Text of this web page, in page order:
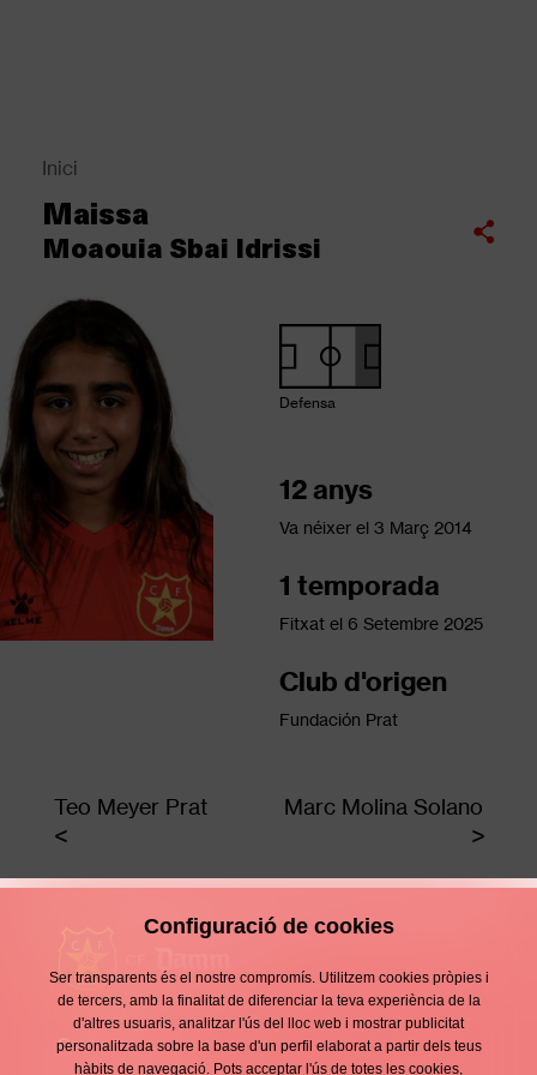
Fil
d'Ariadna
Inici
Maissa
Moaouia Sbai Idrissi
Compartir
Defensa
12 anys
Va néixer el 3 Març 2014
1 temporada
Fitxat el 6 Setembre 2025
Club d'origen
Fundación Prat
Teo Meyer Prat Marc Molina Solano
Contacte
Configuració de cookies
Ser transparents és el nostre compromís. Utilitzem cookies pròpies i
de tercers, amb la finalitat de diferenciar la teva experiència de la
d'altres usuaris, analitzar l'ús del lloc web i mostrar publicitat
personalitzada sobre la base d'un perfil elaborat a partir dels teus
hàbits de navegació. Pots acceptar l'ús de totes les cookies,